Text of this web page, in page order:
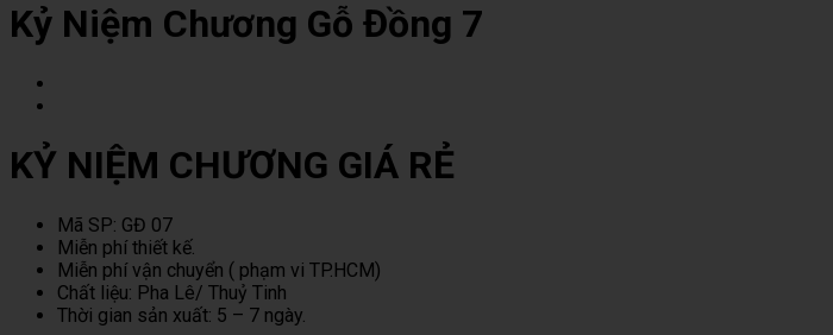
Kỷ Niệm Chương Gỗ Đồng 7
KỶ NIỆM CHƯƠNG GIÁ RẺ
Mã SP: GĐ 07
Miễn phí thiết kế.
Miễn phí vận chuyển ( phạm vi TP.HCM)
Chất liệu: Pha Lê/ Thuỷ Tinh
Thời gian sản xuất: 5 – 7 ngày.